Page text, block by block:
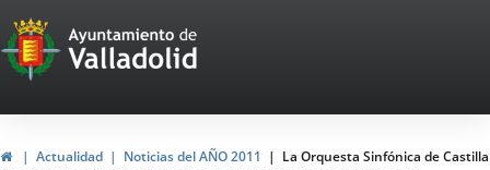
Portal
Web
del
Ayuntamiento
HomeActualidad Noticias del AÑO 2011
La Orquesta Sinfónica de Castilla